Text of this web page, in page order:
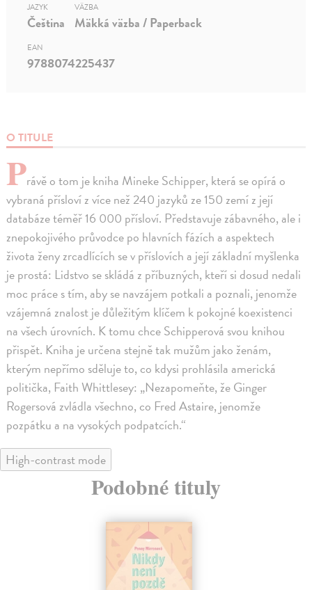
O TITULE
Právě o tom je kniha Mineke Schipper, která se opírá o
vybraná přísloví z více než 240 jazyků ze 150 zemí z její
databáze téměř 16 000 přísloví. Představuje zábavného, ale i
znepokojivého průvodce po hlavních fázích a aspektech
života ženy zrcadlících se v příslovích a její základní myšlenka
je prostá: Lidstvo se skládá z příbuzných, kteří si dosud nedali
moc práce s tím, aby se navzájem potkali a poznali, jenomže
vzájemná znalost je důležitým klíčem k pokojné koexistenci
na všech úrovních. K tomu chce Schipperová svou knihou
přispět. Kniha je určena stejně tak mužům jako ženám,
kterým nepřímo sděluje to, co kdysi prohlásila americká
politička, Faith Whittlesey: „Nezapomeňte, že Ginger
Rogersová zvládla všechno, co Fred Astaire, jenomže
pozpátku a na vysokých podpatcích.“
JAZYK
Čeština
VÄZBA
Mäkká väzba / Paperback
EAN
9788074225437
High-contrast mode
Podobné tituly